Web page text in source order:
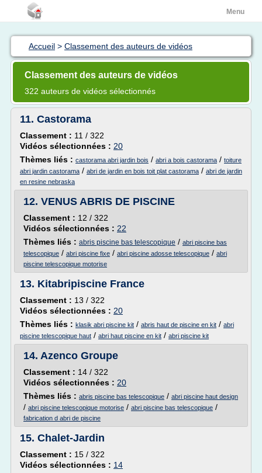
Menu
Accueil > Classement des auteurs de vidéos
Classement des auteurs de vidéos
322 auteurs de vidéos sélectionnés
11. Castorama
Classement : 11 / 322
Vidéos sélectionnées : 20
Thèmes liés : castorama abri jardin bois / abri a bois castorama / toiture
abri jardin castorama / abri de jardin en bois toit plat castorama / abri de jardin
en resine nebraska
12. VENUS ABRIS DE PISCINE
Classement : 12 / 322
Vidéos sélectionnées : 22
Thèmes liés : abris piscine bas telescopique / abri piscine bas
telescopique / abri piscine fixe / abri piscine adosse telescopique / abri
piscine telescopique motorise
13. Kitabripiscine France
Classement : 13 / 322
Vidéos sélectionnées : 20
Thèmes liés : klasik abri piscine kit / abris haut de piscine en kit / abri
piscine telescopique haut / abri haut piscine en kit / abri piscine kit
14. Azenco Groupe
Classement : 14 / 322
Vidéos sélectionnées : 20
Thèmes liés : abris piscine bas telescopique / abri piscine haut design
/ abri piscine telescopique motorise / abri piscine bas telescopique /
fabrication d abri de piscine
15. Chalet-Jardin
Classement : 15 / 322
Vidéos sélectionnées : 14